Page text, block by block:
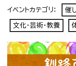
イベントカテゴリ： 催
文化・芸術・教養